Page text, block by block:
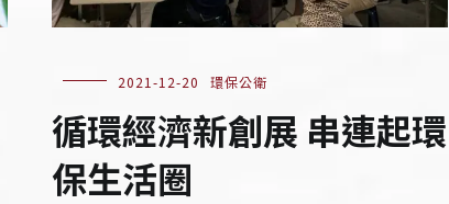
2021-12-20 環保公衛
循環經濟新創展 串連起環
保生活圈